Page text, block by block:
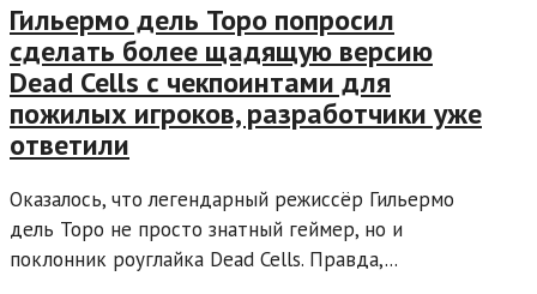
Гильермо дель Торо попросил
сделать более щадящую версию
Dead Cells с чекпоинтами для
пожилых игроков, разработчики уже
ответили
Оказалось, что легендарный режиссёр Гильермо
дель Торо не просто знатный геймер, но и
поклонник роуглайка Dead Cells. Правда,...